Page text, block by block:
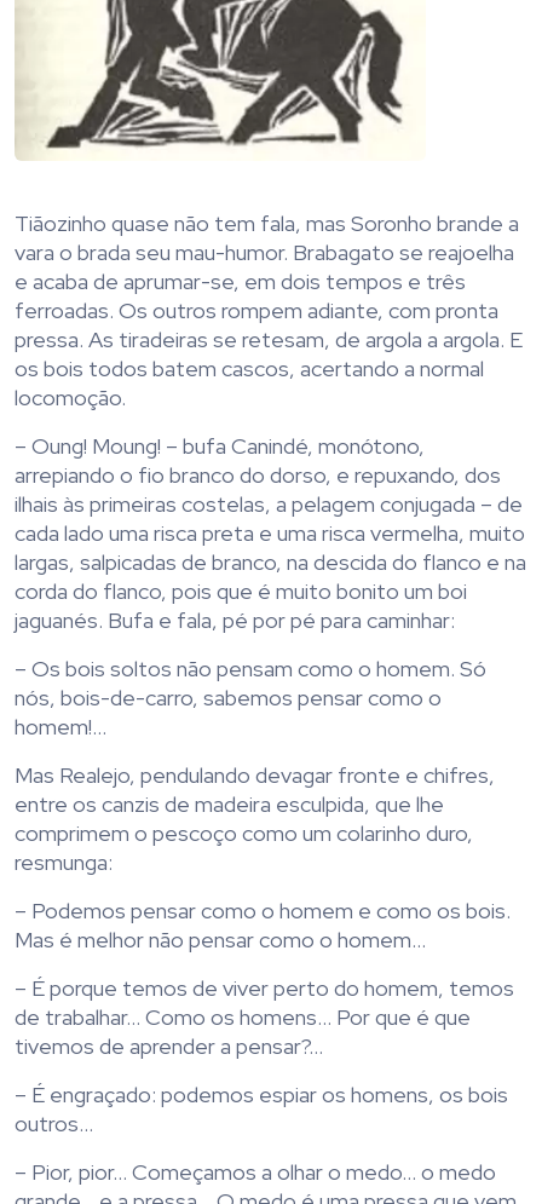
Tiãozinho quase não tem fala, mas Soronho brande a
vara o brada seu mau-humor. Brabagato se reajoelha
e acaba de aprumar-se, em dois tempos e três
ferroadas. Os outros rompem adiante, com pronta
pressa. As tiradeiras se retesam, de argola a argola. E
os bois todos batem cascos, acertando a normal
locomoção.
– Oung! Moung! – bufa Canindé, monótono,
arrepiando o fio branco do dorso, e repuxando, dos
ilhais às primeiras costelas, a pelagem conjugada – de
cada lado uma risca preta e uma risca vermelha, muito
largas, salpicadas de branco, na descida do flanco e na
corda do flanco, pois que é muito bonito um boi
jaguanés. Bufa e fala, pé por pé para caminhar:
– Os bois soltos não pensam como o homem. Só
nós, bois-de-carro, sabemos pensar como o
homem!…
Mas Realejo, pendulando devagar fronte e chifres,
entre os canzis de madeira esculpida, que lhe
comprimem o pescoço como um colarinho duro,
resmunga:
– Podemos pensar como o homem e como os bois.
Mas é melhor não pensar como o homem…
– É porque temos de viver perto do homem, temos
de trabalhar… Como os homens… Por que é que
tivemos de aprender a pensar?…
– É engraçado: podemos espiar os homens, os bois
outros…
– Pior, pior… Começamos a olhar o medo… o medo